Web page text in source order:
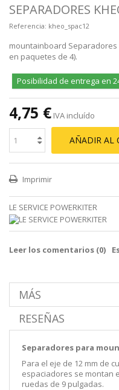
SEPARADORES
Referencia: kheo_spac12
mountainboard Separadores
en paquetes de 4).
Posibilidad de entrega en
4,75 € IVA incluído
AÑADIR AL
Imprimir
LE SERVICE POWERKITER
Leer los comentarios (0)
MÁS
RESEÑAS
Separadores para
Para el eje de 12 mm de
espaciadores se montan
ruedas de 9 pulgadas.